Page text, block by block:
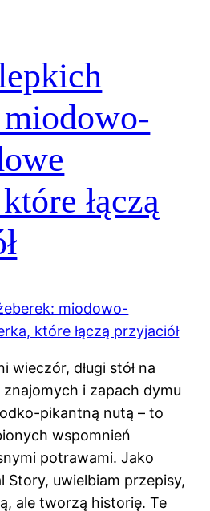
łączą
wieczór, długi stół na
i zapach dymu
pikantną nutą – to
wspomnień
potrawami. Jako
Story, uwielbiam przepisy,
ale tworzą historię. Te